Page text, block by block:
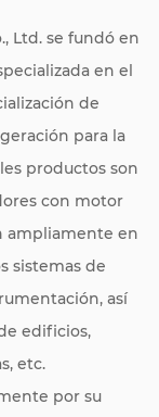
Ltd. se fundó en
en el
de
para la
productos son
con motor
ampliamente en
sistemas de
así
edificios,
etc.
por su